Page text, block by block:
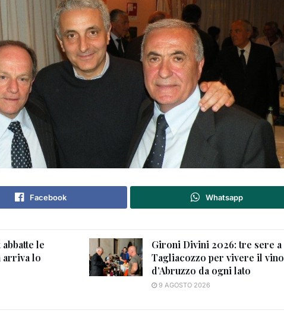
Facebook Whatsapp
le
arriva lo
Gironi Divini 2026: tre sere a
Tagliacozzo per vivere il vino
d’Abruzzo da ogni lato
9 AGOSTO 2026